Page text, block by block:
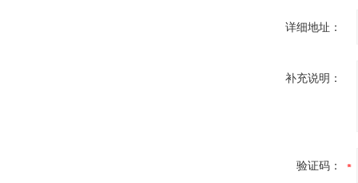
详细地址：
补充说明：
验证码：